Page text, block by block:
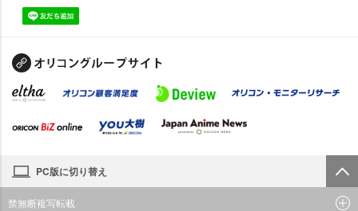
PC版に切り替え
禁無断複写転載